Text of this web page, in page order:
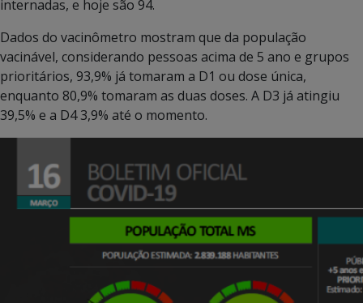
internadas, e hoje são 94.
Dados do vacinômetro mostram que da população
vacinável, considerando pessoas acima de 5 ano e grupos
prioritários, 93,9% já tomaram a D1 ou dose única,
enquanto 80,9% tomaram as duas doses. A D3 já atingiu
39,5% e a D4 3,9% até o momento.